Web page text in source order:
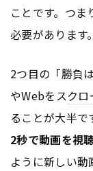
ことです。つま
必要があります。
2つ目の「勝負
やWebをスクロ
ることが大半で
2秒で動画を視
ように新しい